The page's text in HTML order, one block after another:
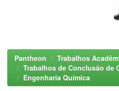
Pantheon
Trabalhos
Trabalhos de Conclusão de
Engenharia Química